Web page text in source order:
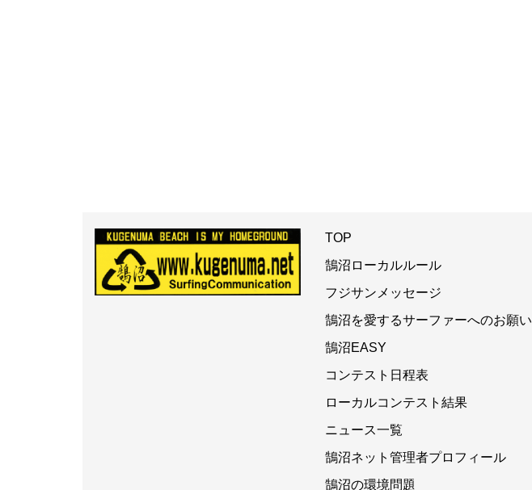
TOP
鵠沼ローカルルール
フジサンメッセージ
鵠沼を愛するサーファーへのお願い
鵠沼EASY
コンテスト日程表
ローカルコンテスト結果
ニュース一覧
鵠沼ネット管理者プロフィール
鵠沼の環境問題